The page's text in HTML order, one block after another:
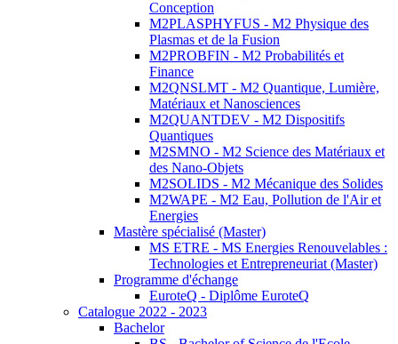
Conception
M2PLASPHYFUS - M2 Physique des
Plasmas et de la Fusion
M2PROBFIN - M2 Probabilités et
Finance
M2QNSLMT - M2 Quantique, Lumière,
Matériaux et Nanosciences
M2QUANTDEV - M2 Dispositifs
Quantiques
M2SMNO - M2 Science des Matériaux et
des Nano-Objets
M2SOLIDS - M2 Mécanique des Solides
M2WAPE - M2 Eau, Pollution de l'Air et
Energies
Mastère spécialisé (Master)
MS ETRE - MS Energies Renouvelables :
Technologies et Entrepreneuriat (Master)
Programme d'échange
EuroteQ - Diplôme EuroteQ
Catalogue 2022 - 2023
Bachelor